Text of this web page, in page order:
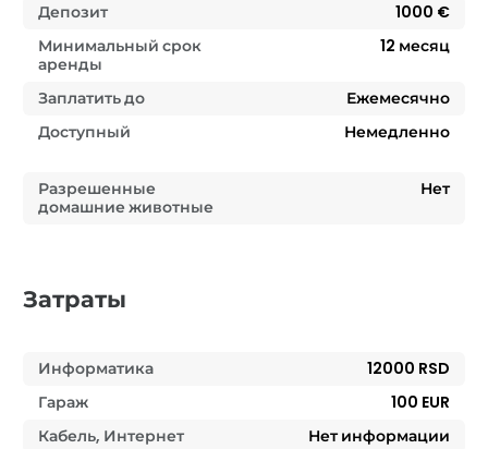
Депозит
1000 €
Минимальный срок
аренды
12 месяц
Заплатить до
Ежемесячно
Доступный
Немедленно
Разрешенные
домашние животные
Нет
Затраты
Информатика
12000 RSD
Гараж
100 EUR
Кабель, Интернет
Нет информации